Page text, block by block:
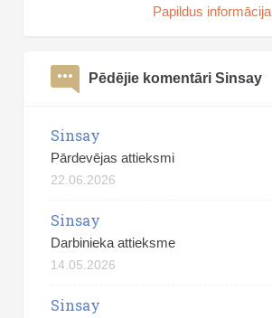
Papildus informācija
Pēdējie komentāri Sinsay
Sinsay
Pārdevējas attieksmi
22.06.2026
Sinsay
Darbinieka attieksme
14.05.2026
Sinsay